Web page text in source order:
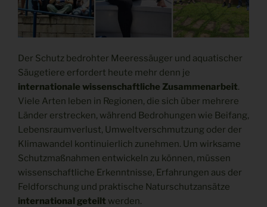
Der Schutz bedrohter Meeressäuger und aquatischer
Säugetiere erfordert heute mehr denn je
internationale wissenschaftliche Zusammenarbeit.
Viele Arten leben in Regionen, die sich über mehrere
Länder erstrecken, während Bedrohungen wie Beifang,
Lebensraumverlust, Umweltverschmutzung oder der
Klimawandel kontinuierlich zunehmen. Um wirksame
Schutzmaßnahmen entwickeln zu können, müssen
wissenschaftliche Erkenntnisse, Erfahrungen aus der
Feldforschung und praktische Naturschutzansätze
international geteilt werden.